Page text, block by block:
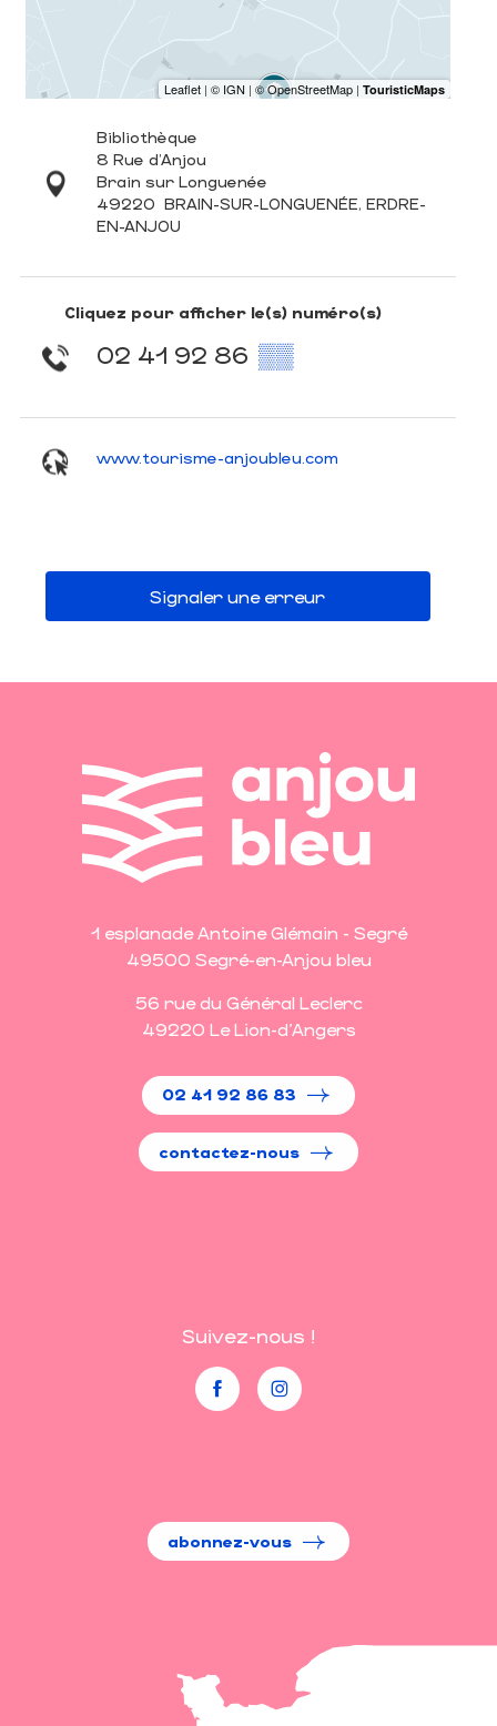
Bibliothèque
8 Rue d'Anjou
Brain sur Longuenée
49220 BRAIN-SUR-LONGUENÉE, ERDRE-
EN-ANJOU
Cliquez pour afficher le(s) numéro(s)
02 41 92 86 ▒▒
www.tourisme-anjoubleu.com
Signaler une erreur
1 esplanade Antoine Glémain - Segré
49500 Segré-en-Anjou bleu
56 rue du Général Leclerc
49220 Le Lion-d'Angers
02 41 92 86 83
contactez-nous
Suivez-nous !
abonnez-vous